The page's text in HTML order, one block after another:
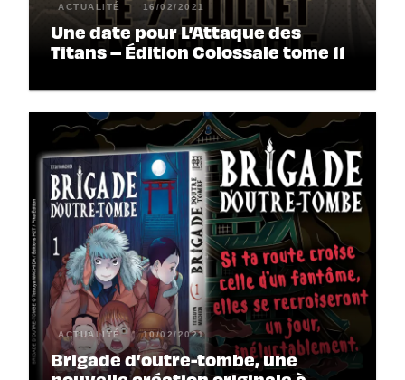
ACTUALITÉ 16/02/2021
Une date pour L’Attaque des
Titans – Édition Colossale tome 11
ACTUALITÉ 10/02/2021
Brigade d’outre-tombe, une